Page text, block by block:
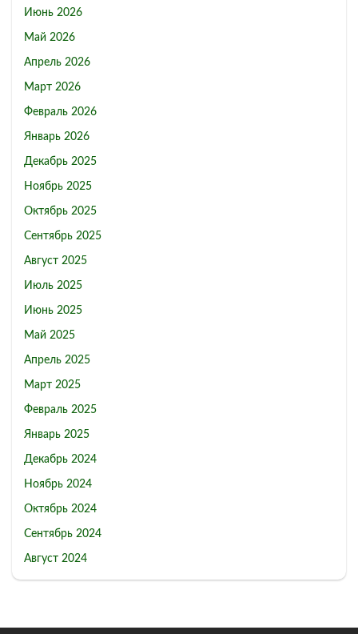
Июнь 2026
Май 2026
Апрель 2026
Март 2026
Февраль 2026
Январь 2026
Декабрь 2025
Ноябрь 2025
Октябрь 2025
Сентябрь 2025
Август 2025
Июль 2025
Июнь 2025
Май 2025
Апрель 2025
Март 2025
Февраль 2025
Январь 2025
Декабрь 2024
Ноябрь 2024
Октябрь 2024
Сентябрь 2024
Август 2024